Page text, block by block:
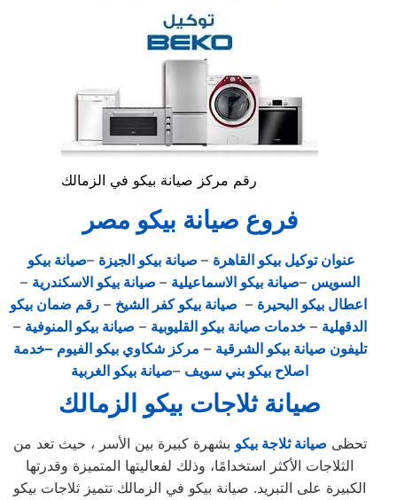
رقم مركز صيانة بيكو في الزمالك
فروع صيانة بيكو مصر
عنوان توكيل بيكو القاهرة – صيانة بيكو الجيزة –صيانة بيكو
السويس –صيانة بيكو الاسماعيلية – صيانة بيكو الاسكندرية –
اعطال بيكو البحيرة – صيانة بيكو كفر الشيخ –رقم ضمان بيكو
الدقهلية –خدمات صيانة بيكو القليوبية – صيانة بيكو المنوفية –
تليفون صيانة بيكو الشرقية – مركز شكاوي بيكو الفيوم –خدمة
اصلاح بيكو بني سويف –صيانة بيكو الغربية
صيانة ثلاجات بيكو الزمالك
تحظى صيانة ثلاجة بيكو بشهرة كبيرة بين الأسر ، حيث تعد من
الثلاجات الأكثر استخدامًا، وذلك لفعاليتها المتميزة وقدرتها
الكبيرة على التبريد. صيانة بيكو في الزمالك تتميز ثلاجات بيكو